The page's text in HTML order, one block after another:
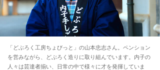
「どぶろく工房ちょびっと」の山本忠志さん。ペンション
を営みながら、どぶろく造りに取り組んでいます。内子の
人々は芸達者揃い、日常の中で様々に才を発揮していま